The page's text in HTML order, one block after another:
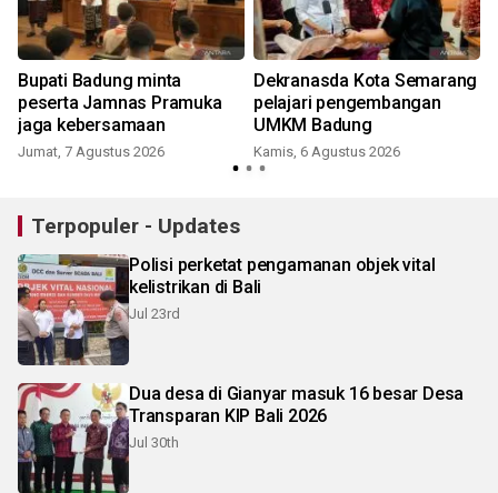
Bupati Badung minta
peserta Jamnas Pramuka
jaga kebersamaan
Jumat, 7 Agustus 2026
Dekranasda Kota Semarang
pelajari pengembangan
UMKM Badung
Kamis, 6 Agustus 2026
Terpopuler - Updates
Polisi perketat pengamanan objek vital
kelistrikan di Bali
Jul 23rd
Dua desa di Gianyar masuk 16 besar Desa
Transparan KIP Bali 2026
Jul 30th